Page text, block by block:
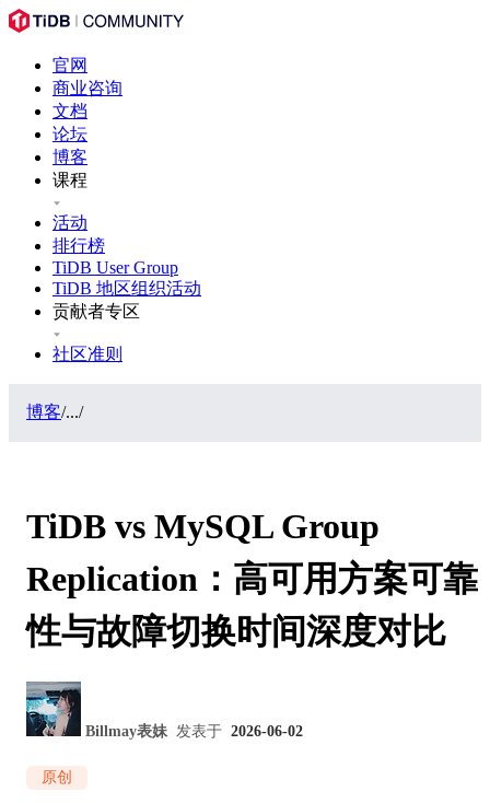
官网
商业咨询
文档
论坛
博客
课程
活动
排行榜
TiDB User Group
TiDB 地区组织活动
贡献者专区
社区准则
博客/.../
TiDB vs MySQL Group
Replication：高可用方案可靠
性与故障切换时间深度对比
Billmay表妹 发表于 2026-06-02
原创